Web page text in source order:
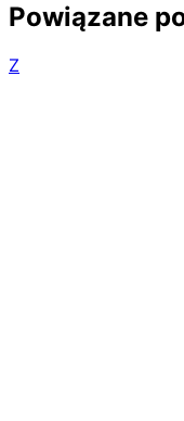
Powiązane
Z